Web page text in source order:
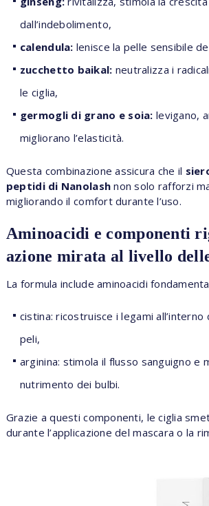
dall’indebolimento,
calendula: lenisce la pelle sensibile
zucchetto baikal: neutralizza i
le ciglia,
germogli di grano e soia: levigano,
migliorano l’elasticità.
Questa combinazione assicura che il
peptidi di Nanolash non solo rafforzi
migliorando il comfort durante l’uso.
Aminoacidi e componenti
azione mirata al livello
La formula include aminoacidi
cistina: ricostruisce i legami
peli,
arginina: stimola il flusso sanguigno e
nutrimento dei bulbi.
Grazie a questi componenti, le ciglia
durante l’applicazione del mascara o la